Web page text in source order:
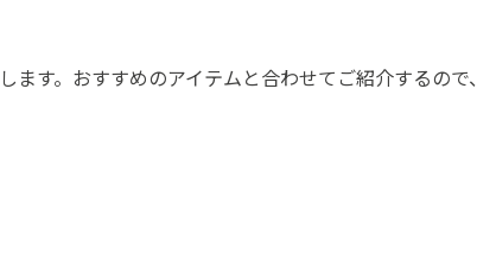
す。おすすめのアイテムと合わせてご紹介するので、